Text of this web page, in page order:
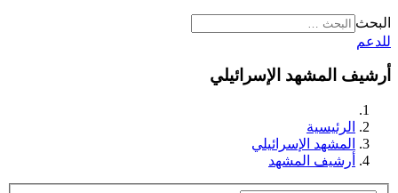
البحث
للدعم
أرشيف المشهد الإسرائيلي
الرئيسية
المشهد الإسرائيلي
أرشيف المشهد